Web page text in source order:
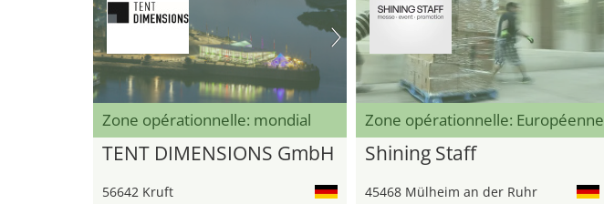
Zone opérationnelle: mondial
TENT DIMENSIONS GmbH
56642 Kruft
Zone opérationnelle: Européenne
Shining Staff
45468 Mülheim an der Ruhr